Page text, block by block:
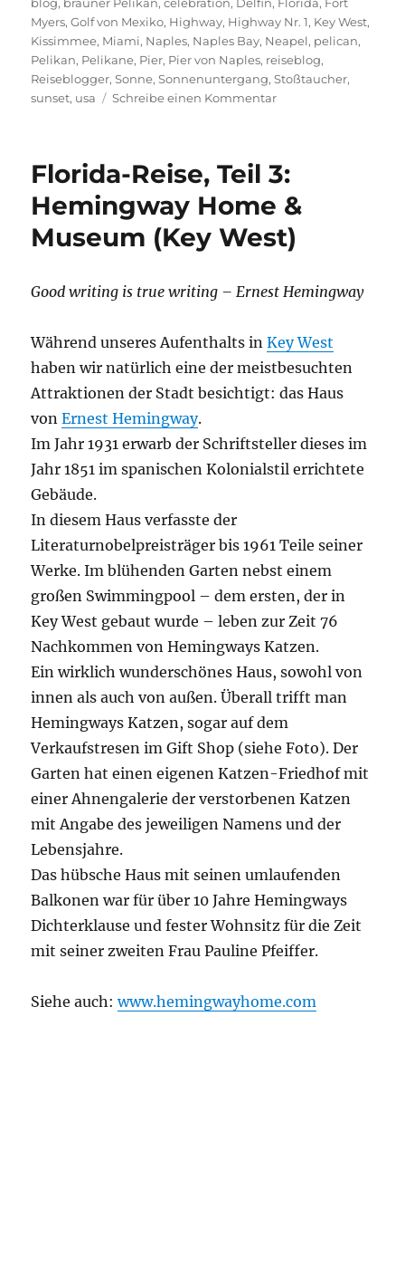
Myers,Golf von Mexiko, Highway, Highway Nr. 1, Key West,
Kissimmee, Miami, Naples, Naples Bay, Neapel, pelican,
Pelikan, Pelikane, Pier, Pier von Naples, reiseblog,
Reiseblogger,Sonne,Sonnenuntergang,Stoßtaucher,
sunset, usa Schreibe einen Kommentarzu
5:
und
Sonnenuntergang
am
von
Florida-Reise, Teil 3:
Hemingway Home &
Museum (Key West)
Good writing is true writing – Ernest Hemingway
Während unseres Aufenthalts inKey West
haben wir natürlich eine der meistbesuchten
Attraktionen der Stadt besichtigt: das Haus
vonErnest Hemingway.
Im Jahr 1931 erwarb der Schriftsteller dieses im
Jahr 1851 im spanischen Kolonialstil errichtete
Gebäude.
In diesem Haus verfasste der
Literaturnobelpreisträger bis 1961 Teile seiner
Werke. Im blühenden Garten nebst einem
großen Swimmingpool – dem ersten, der in
Key West gebaut wurde – leben zur Zeit 76
Nachkommen von Hemingways Katzen.
Ein wirklich wunderschönes Haus, sowohl von
innen als auch von außen. Überall trifft man
Hemingways Katzen, sogar auf dem
Verkaufstresen im Gift Shop (siehe Foto). Der
Garten hat einen eigenen Katzen-Friedhof mit
einer Ahnengalerie der verstorbenen Katzen
mit Angabe des jeweiligen Namens und der
Lebensjahre.
Das hübsche Haus mit seinen umlaufenden
Balkonen war für über 10 Jahre Hemingways
Dichterklause und fester Wohnsitz für die Zeit
mit seiner zweiten Frau Pauline Pfeiffer.
Siehe auch:www.hemingwayhome.com